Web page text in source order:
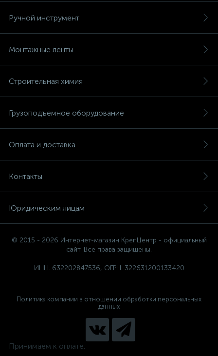
Ручной инструмент
Монтажные ленты
Строительная химия
Грузоподъемное оборудование
Оплата и доставка
Контакты
Юридическим лицам
© 2015 - 2026 Интернет-магазин КрепЦентр - официальный
сайт. Все права защищены.
ИНН: 632202847536, ОГРН: 322631200133420
Политика компании в отношении обработки персональных
данных
Принимаем к оплате: